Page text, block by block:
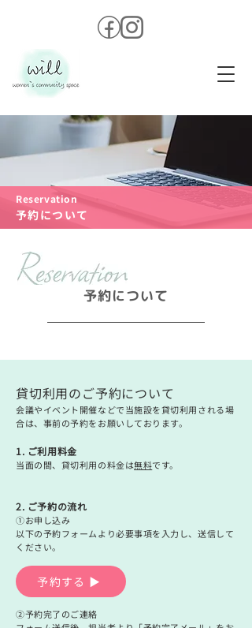
Reservation
予約について
予約について
貸切利用のご予約について
会議やイベント開催などで当施設を貸切利用される場
合は、事前の予約をお願いしております。
1. ご利用料金
当面の間、貸切利用の料金は無料です。
2. ご予約の流れ
①お申し込み
以下の予約フォームより必要事項を入力し、送信して
ください。
②予約完了のご連絡
予約する ▶